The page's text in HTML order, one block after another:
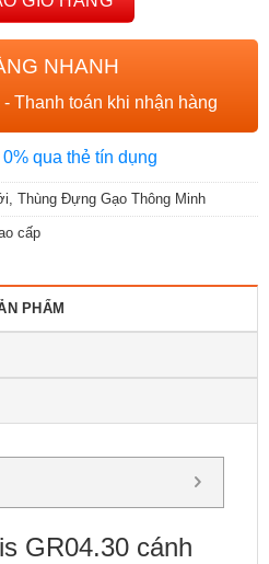
NHANH
Thanh toán khi nhận hàng
qua thẻ tín dụng
Thùng Đựng Gạo Thông Minh
cấp
PHẨM
GR04.30 cánh